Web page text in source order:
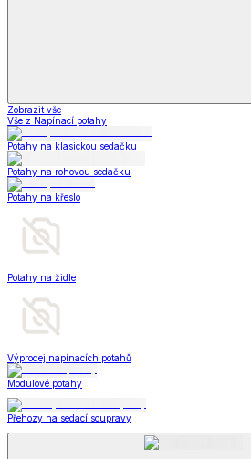
Zobrazit vše
Vše z Napínací potahy
Potahy na klasickou sedačku
Potahy na rohovou sedačku
Potahy na křeslo
Potahy na židle
Výprodej napínacích potahů
Modulové potahy
Přehozy na sedací soupravy